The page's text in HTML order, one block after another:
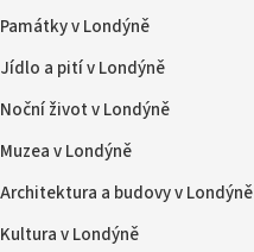
Památky v Londýně
Jídlo a pití v Londýně
Noční život v Londýně
Muzea v Londýně
Architektura a budovy v Londýně
Kultura v Londýně